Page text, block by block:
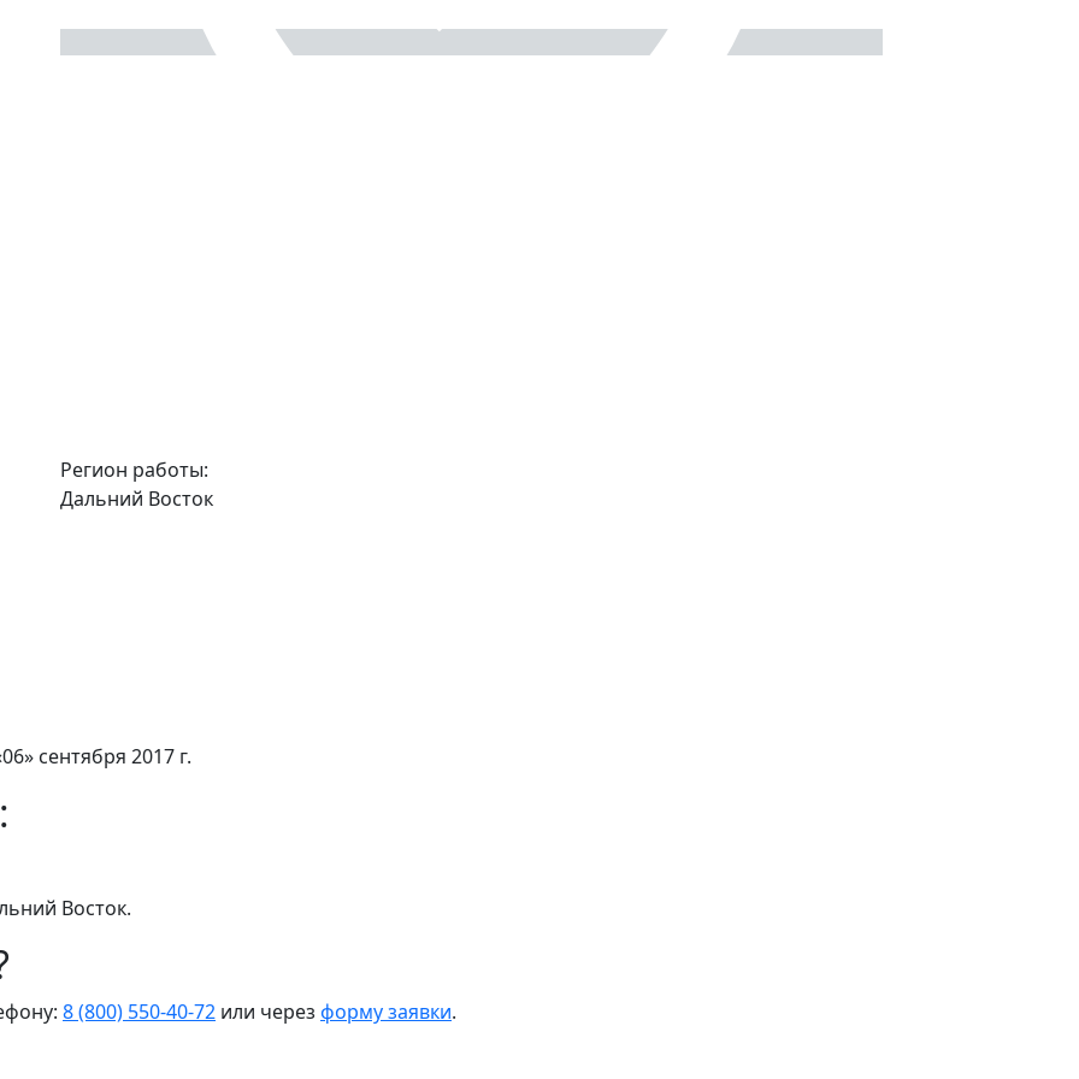
Регион работы:
Дальний Восток
сентября 2017 г.
Восток.
8 (800) 550-40-72 или через форму заявки.